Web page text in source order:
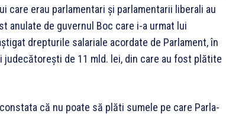
care erau parlamentari şi parlamentarii liberali au
anulate de guvernul Boc care i-a urmat lui
drepturile salariale acordate de Parlament, în
de 11 mld. lei, din care au fost plătite
că nu poate să plăti sumele pe care Parla­